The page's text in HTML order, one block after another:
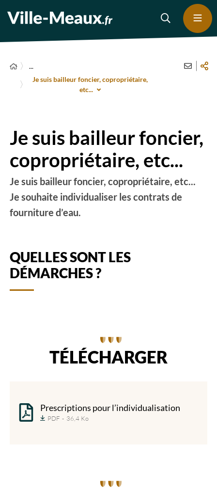
...
Je suis bailleur foncier, copropriétaire,
etc...
Je suis bailleur foncier,
copropriétaire, etc...
Je suis bailleur foncier, copropriétaire, etc...
Je souhaite individualiser les contrats de
fourniture d’eau.
QUELLES SONT LES
DÉMARCHES ?
TÉLÉCHARGER
Prescriptions pour l’individualisation
PDF 36,4 Ko